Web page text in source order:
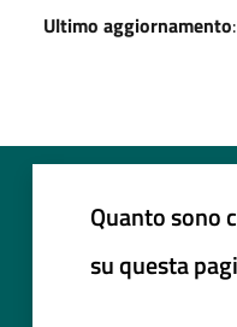
Ultimo aggiornamento
Quanto sono
su questa